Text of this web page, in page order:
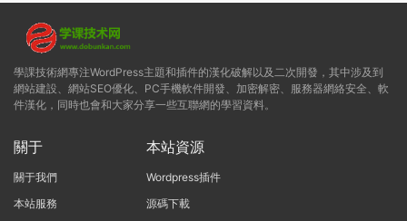
學課技術網專注WordPress主題和插件的漢化破解以及二次開發，其中涉及到
網站建設、網站SEO優化、PC手機軟件開發、加密解密、服務器網絡安全、軟
件漢化，同時也會和大家分享一些互聯網的學習資料。
關于
關于我們
本站服務
本站資源
Wordpress插件
源碼下載